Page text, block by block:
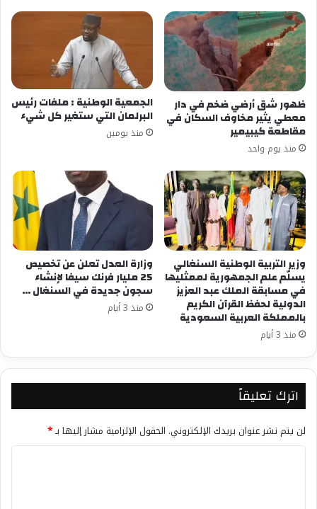
ظهور شق أرضي ضخم في دار
معطي يثير مخاوف السكان في
مقاطعة كيبيمير
منذ يوم واحد
الجمعية الوطنية : ملفات رئيس
البرلمان التي ستغير كل شيء
منذ يومين
وزير التربية الوطنية السنغالي
يسلّم علم الجمهورية لممثليها
في مسابقة الملك عبد العزيز
الدولية لحفظ القرآن الكريم
بالمملكة العربية السعودية
منذ 3 أيام
وزارة العدل تعلن عن تخصيص
25 مليار فرنك سيفا لإنشاء
سجون جديدة في السنغال …
منذ 3 أيام
اترك تعليقاً
لن يتم نشر عنوان بريدك الإلكتروني. الحقول الإلزامية مشار إليها بـ*